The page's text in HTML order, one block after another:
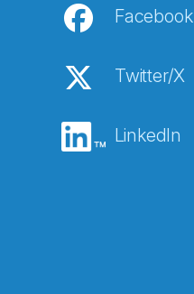
Facebook
Twitter/X
LinkedIn